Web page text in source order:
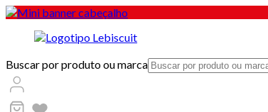
Buscar por produto ou marca